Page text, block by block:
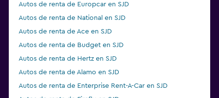
Autos de renta de Europcar en SJD
Autos de renta de National en SJD
Autos de renta de Ace en SJD
Autos de renta de Budget en SJD
Autos de renta de Hertz en SJD
Autos de renta de Alamo en SJD
Autos de renta de Enterprise Rent-A-Car en SJD